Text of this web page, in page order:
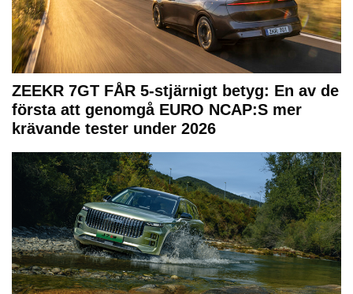
ZEEKR 7GT FÅR 5-stjärnigt betyg: En av de
första att genomgå EURO NCAP:S mer
krävande tester under 2026